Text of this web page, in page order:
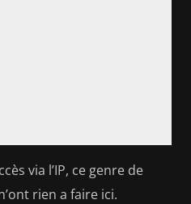
via l’IP, ce genre de
rien a faire ici.